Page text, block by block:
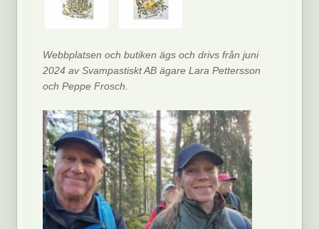
Webbplatsen och butiken ägs och drivs från juni
2024 av Svampastiskt AB ägare Lara Pettersson
och Peppe Frosch.